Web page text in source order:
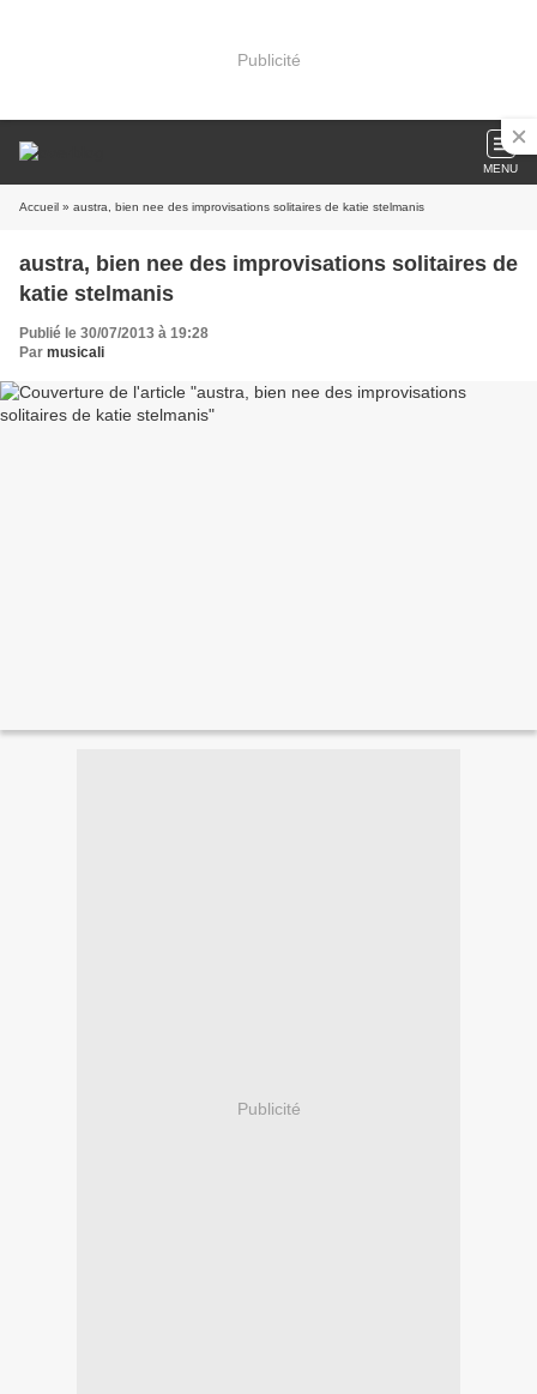
Publicité
MENU
Accueil » austra, bien nee des improvisations solitaires de katie stelmanis
austra, bien nee des improvisations solitaires de
katie stelmanis
Publié le 30/07/2013 à 19:28
Par musicali
Publicité